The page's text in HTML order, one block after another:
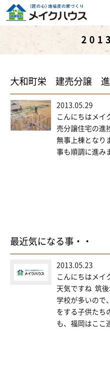
大和町栄 建売分譲
2013.05.29
こんにちはメイ
売分譲住宅の進
無事上棟となり
事も順調に進
最近気になる事・・
2013.05.23
こんにちはメイ
天気ですね 筑
学校が多いので
をする子供たち
も、福岡はここ